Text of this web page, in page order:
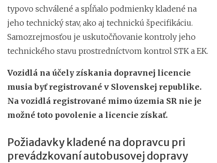
typovo schválené a spĺňalo podmienky kladené na
jeho technický stav, ako aj technickú špecifikáciu.
Samozrejmosťou je uskutočňovanie kontroly jeho
technického stavu prostredníctvom kontrol STK a EK.
Vozidlá na účely získania dopravnej licencie
musia byť registrované v Slovenskej republike.
Na vozidlá registrované mimo územia SR nie je
možné toto povolenie a licencie získať.
Požiadavky kladené na dopravcu pri
prevádzkovaní autobusovej dopravy